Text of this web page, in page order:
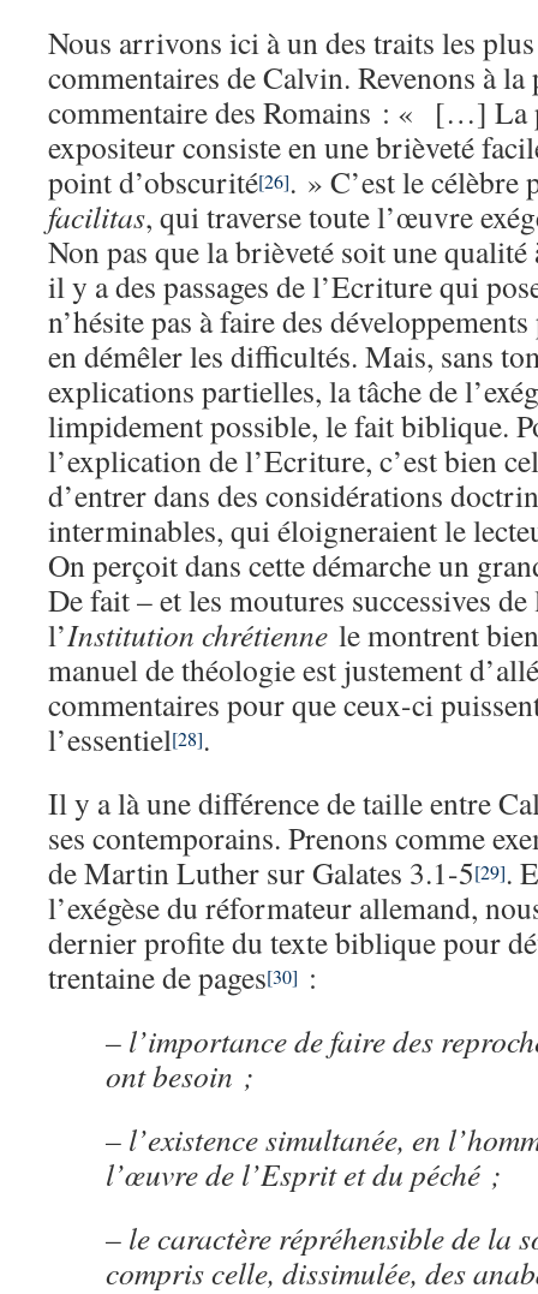
Nous arrivons ici à un des traits les
commentaires de Calvin. Revenons à la
commentaire des Romains : « […] La
expositeur consiste en une brièveté
point d’obscurité[26]. » C’est le
facilitas, qui traverse toute l’œuvre
Non pas que la brièveté soit une
il y a des passages de l’Ecriture qui
n’hésite pas à faire des
en démêler les difficultés. Mais, sans
explications partielles, la tâche de
limpidement possible, le fait biblique.
l’explication de l’Ecriture, c’est bien
d’entrer dans des considérations
interminables, qui éloigneraient le
On perçoit dans cette démarche un
De fait – et les moutures successives
l’Institution chrétienne le montrent
manuel de théologie est justement
commentaires pour que ceux-ci
l’essentiel[28].
Il y a là une différence de taille entre
ses contemporains. Prenons comme
de Martin Luther sur Galates 3.1-5[29].
l’exégèse du réformateur allemand,
dernier profite du texte biblique pour
trentaine de pages[30] :
– l’importance de faire des
ont besoin ;
– l’existence simultanée, en
l’œuvre de l’Esprit et du péché ;
– le caractère répréhensible de la
compris celle, dissimulée, des